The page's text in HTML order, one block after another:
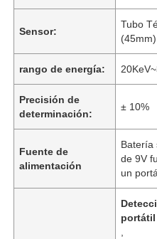
Sensor:
Tubo
rango de energía:
Precisión de
determinación:
± 10%
Fuente de
alimentación
Batería
de 9V
un
portátil